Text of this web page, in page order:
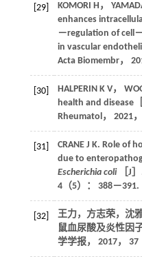
[29] KOMORI H ，
enhances
－regulation of cell
in vascular
Acta Biomembr，
[30] HALPERIN K V，
health and disease
Rheumatol， 2021，
[31] CRANE J K. Role of
due to
Escherichia coli［J
4（5）： 388－391.
[32]
王力，方志荣，沈
鼠血尿酸及炎性因
学学报， 2017， 37